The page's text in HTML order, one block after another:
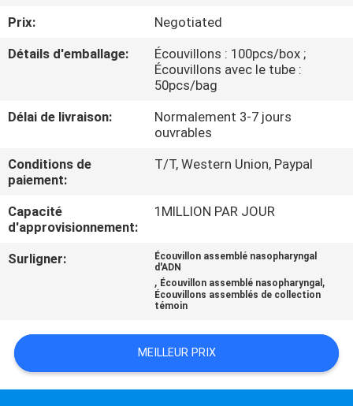
CONTRÔLE
DE
NOUS
NOUVELLES
DEMANDEZ
PLAN
DU
Prix:
Negotiated
Détails d'emballage:
Écouvillons : 100pcs/box ;
Écouvillons avec le tube :
50pcs/bag
Délai de livraison:
Normalement 3-7 jours
ouvrables
Conditions de
paiement:
T/T, Western Union, Paypal
Capacité
d'approvisionnement:
1MILLION PAR JOUR
Surligner:
Écouvillon assemblé nasopharyngal
d'ADN
, Écouvillon assemblé nasopharyngal ,
Écouvillons assemblés de collection
témoin
MEILLEUR PRIX